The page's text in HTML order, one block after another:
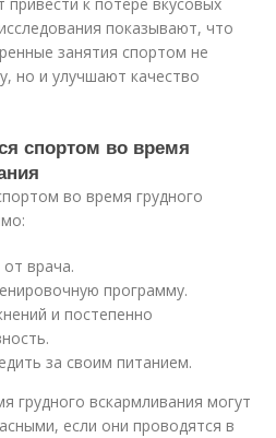
показывают, что
занятия спортом не
но и улучшают качество
спортом во время
во время грудного
врача.
программу.
и постепенно
за своим питанием.
грудного вскармливания могут
если они проводятся в